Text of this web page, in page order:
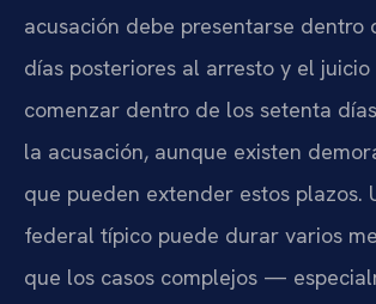
acusación debe presentarse dentro
días posteriores al arresto y el juicio
comenzar dentro de los setenta
la acusación, aunque existen
que pueden extender estos plazos.
federal típico puede durar varios
que los casos complejos —